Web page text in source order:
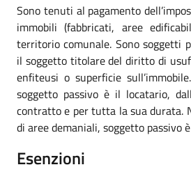
Sono tenuti al pagamento
immobili (fabbricati, aree
territorio comunale. Sono soggetti
il soggetto titolare del diritto di
enfiteusi o superficie
soggetto passivo è il locatario,
contratto e per tutta la sua durata.
di aree demaniali, soggetto passivo
Esenzioni